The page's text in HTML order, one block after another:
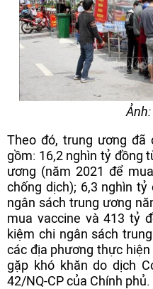
Theo đó, trung ương đã
gồm: 16,2 nghìn tỷ đồng
ương (năm 2021 để
chống dịch); 6,3 nghìn
ngân sách trung ương
mua vaccine và 413 tỷ
kiệm chi ngân sách
các địa phương thực
gặp khó khăn do dịch
42/NQ-CP của Chính phủ.